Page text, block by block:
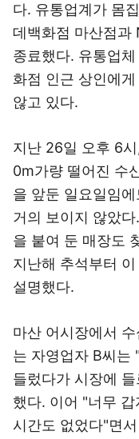
다. 유통업계가 몸
데백화점 마산점과
종료했다. 유통업
화점 인근 상인에
않고 있다.
지난 26일 오후 6
0m가량 떨어진 수
을 앞둔 일요일임
거의 보이지 않았
을 붙여 둔 매장도
지난해 추석부터
설명했다.
마산 어시장에서
는 자영업자 B씨는
들렀다가 시장에
했다. 이어 "너무
시간도 없었다"면